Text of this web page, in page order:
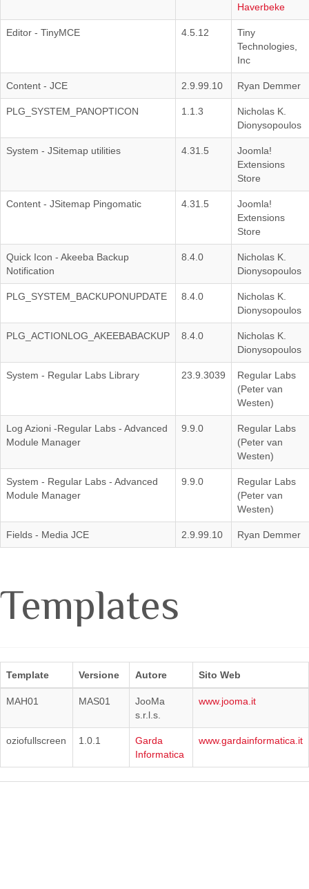
Haverbeke
Editor - TinyMCE 4.5.12
Tiny
Technologies,
Inc
Content - JCE 2.9.99.10 Ryan Demmer
PLG_SYSTEM_PANOPTICON 1.1.3
Nicholas K.
Dionysopoulos
System - JSitemap utilities 4.31.5
Joomla!
Extensions
Store
Content - JSitemap Pingomatic 4.31.5
Joomla!
Extensions
Store
Quick Icon - Akeeba Backup
Notification
8.4.0
Nicholas K.
Dionysopoulos
PLG_SYSTEM_BACKUPONUPDATE 8.4.0
Nicholas K.
Dionysopoulos
PLG_ACTIONLOG_AKEEBABACKUP 8.4.0
Nicholas K.
Dionysopoulos
System - Regular Labs Library 23.9.3039
Regular Labs
(Peter van
Westen)
Log Azioni -Regular Labs - Advanced
Module Manager
9.9.0
Regular Labs
(Peter van
Westen)
System - Regular Labs - Advanced
Module Manager
9.9.0
Regular Labs
(Peter van
Westen)
Fields - Media JCE 2.9.99.10 Ryan Demmer
Templates
Template Versione Autore Sito Web
MAH01 MAS01
JooMa
s.r.l.s.
www.jooma.it
oziofullscreen 1.0.1
Garda
Informatica
www.gardainformatica.it